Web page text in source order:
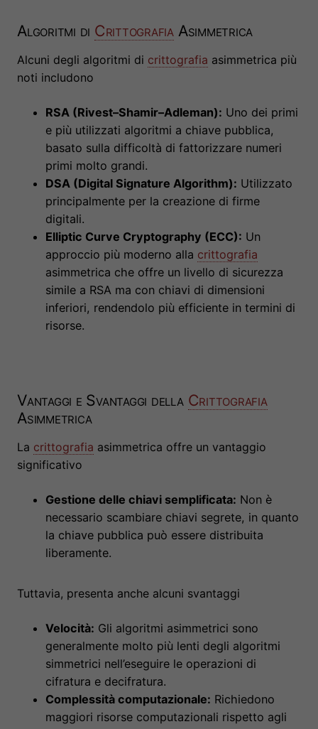
Algoritmi di Crittografia Asimmetrica
Alcuni degli algoritmi di crittografia asimmetrica più
noti includono
RSA (Rivest–Shamir–Adleman): Uno dei primi
e più utilizzati algoritmi a chiave pubblica,
basato sulla difficoltà di fattorizzare numeri
primi molto grandi.
DSA (Digital Signature Algorithm): Utilizzato
principalmente per la creazione di firme
digitali.
Elliptic Curve Cryptography (ECC): Un
approccio più moderno alla crittografia
asimmetrica che offre un livello di sicurezza
simile a RSA ma con chiavi di dimensioni
inferiori, rendendolo più efficiente in termini di
risorse.
Vantaggi e Svantaggi della Crittografia
Asimmetrica
La crittografia asimmetrica offre un vantaggio
significativo
Gestione delle chiavi semplificata: Non è
necessario scambiare chiavi segrete, in quanto
la chiave pubblica può essere distribuita
liberamente.
Tuttavia, presenta anche alcuni svantaggi
Velocità: Gli algoritmi asimmetrici sono
generalmente molto più lenti degli algoritmi
simmetrici nell’eseguire le operazioni di
cifratura e decifratura.
Complessità computazionale: Richiedono
maggiori risorse computazionali rispetto agli